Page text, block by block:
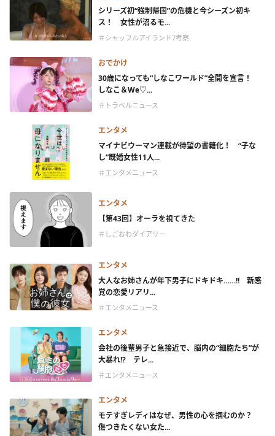
シリーズ初“強制帰国”の危機と今シーズン初キ
ス！ 女性が沼るモ...
＃シャッフルアイランド7考察
おでかけ
30歳になっても“しなこワールド”全開を宣言！
しなこ＆We♡...
＃トラベルニュース
エンタメ
マイナビウーマン連載が待望の書籍化！ “子な
し”既婚女性11人...
＃エンタメニュース
エンタメ
【第43回】オーラを視てきた
＃しごおわダイアリー
エンタメ
大人なお姉さんが年下男子にドキドキ……!! 新感
覚の恋愛リアリ...
＃エンタメニュース
エンタメ
会社の後輩男子と急接近で、脳内の“細胞たち”が
大暴れ!? テレ...
＃エンタメニュース
エンタメ
モテすぎレディはなぜ、男性の心を掴むのか？
傷つきたくない女た...